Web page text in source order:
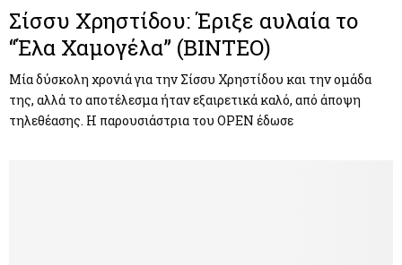
Σίσσυ Χρηστίδου: Έριξε αυλαία το
“Έλα Χαμογέλα” (ΒΙΝΤΕΟ)
Μία δύσκολη χρονιά για την Σίσσυ Χρηστίδου και την ομάδα
της, αλλά το αποτέλεσμα ήταν εξαιρετικά καλό, από άποψη
τηλεθέασης. Η παρουσιάστρια του OPEN έδωσε